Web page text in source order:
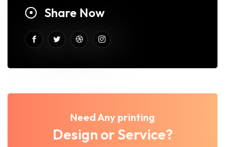
Share Now
Need Any printing
Design or Service?